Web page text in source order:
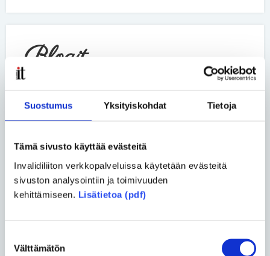
Suostumus Yksityiskohdat Tietoja
Tämä sivusto käyttää evästeitä
Invalidiliiton verkkopalveluissa käytetään evästeitä
sivuston analysointiin ja toimivuuden
kehittämiseen. Lisätietoa (pdf)
valinta
Välttämätön
Blogit
kansalaista
Asko Kemppainen ja Tuukka
Liukkonen• 02.06.2026